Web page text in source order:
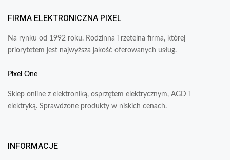
FIRMA ELEKTRONICZNA PIXEL
Na rynku od 1992 roku. Rodzinna i rzetelna firma, której
priorytetem jest najwyższa jakość oferowanych usług.
Pixel One
Sklep online z elektroniką, osprzętem elektrycznym, AGD i
elektryką. Sprawdzone produkty w niskich cenach.
INFORMACJE